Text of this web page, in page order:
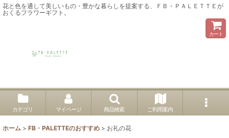
花と色を通して美しいもの・豊かな暮らしを提案する、ＦＢ・ＰＡＬＥＴＴＥが
おくるフラワーギフト。
カート
カテゴリ マイページ 商品検索 ご利用案内
ホーム > FB・PALETTEのおすすめ > お礼の花